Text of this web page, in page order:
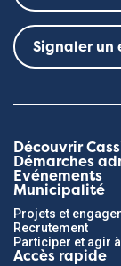
Signaler un
Découvrir
Démarches
Evénements
Municipalité
Projets et
Recrutement
Participer et agir
Accès rapide